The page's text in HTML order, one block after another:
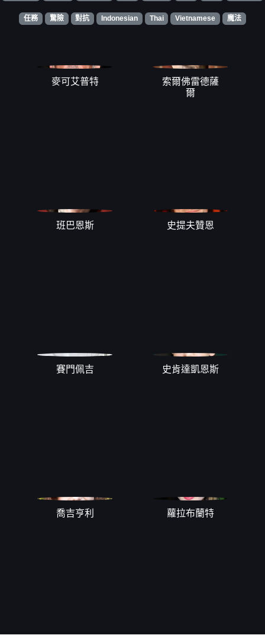
任務 驚險 對抗 Indonesian Thai Vietnamese 魔法
麥可艾普特
索爾佛雷德薩
爾
班巴恩斯 史提夫贊恩
賽門佩吉 史肯達凱恩斯
喬吉亨利 蘿拉布蘭特